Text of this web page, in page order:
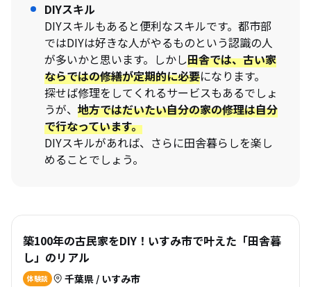
DIYスキル
DIYスキルもあると便利なスキルです。都市部
ではDIYは好きな人がやるものという認識の人
が多いかと思います。しかし田舎では、古い家
ならではの修繕が定期的に必要になります。
探せば修理をしてくれるサービスもあるでしょ
うが、 地方ではだいたい自分の家の修理は自分
で行なっています。
DIYスキルがあれば、さらに田舎暮らしを楽し
めることでしょう。
築100年の古民家をDIY！いすみ市で叶えた「田舎暮
し」のリアル
体験談 千葉県 / いすみ市